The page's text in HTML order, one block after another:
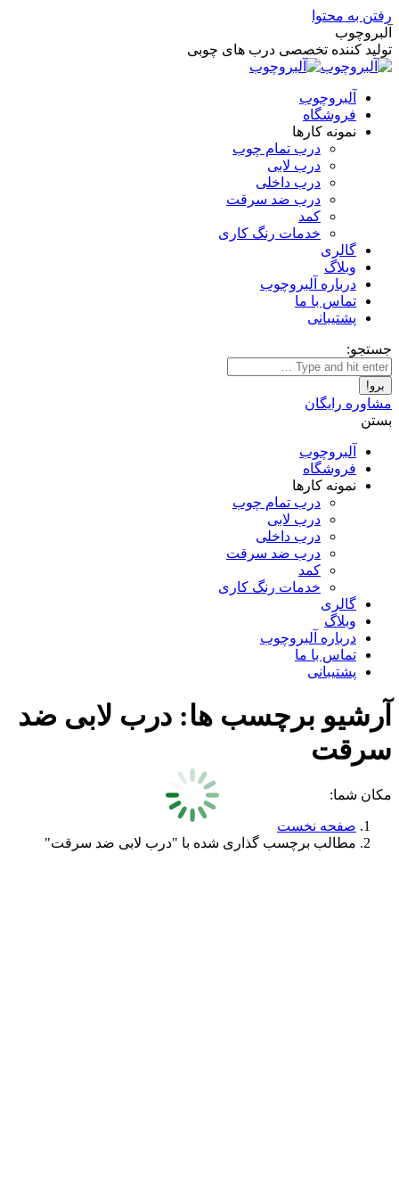
رفتن به محتوا
آلبروچوب
تولید کننده تخصصی درب های چوبی
آلبروچوب
فروشگاه
نمونه کارها
درب تمام چوب
درب لابی
درب داخلی
درب ضد سرقت
کمد
خدمات رنگ کاری
گالری
وبلاگ
درباره آلبروچوب
تماس با ما
پشتیبانی
جستجو:
مشاوره رایگان
بستن
آلبروچوب
فروشگاه
نمونه کارها
درب تمام چوب
درب لابی
درب داخلی
درب ضد سرقت
کمد
خدمات رنگ کاری
گالری
وبلاگ
درباره آلبروچوب
تماس با ما
پشتیبانی
آرشیو برچسب ها: درب لابی ضد
سرقت
مکان شما:
صفحه نخست
مطالب برچسب گذاری شده با "درب لابی ضد سرقت"